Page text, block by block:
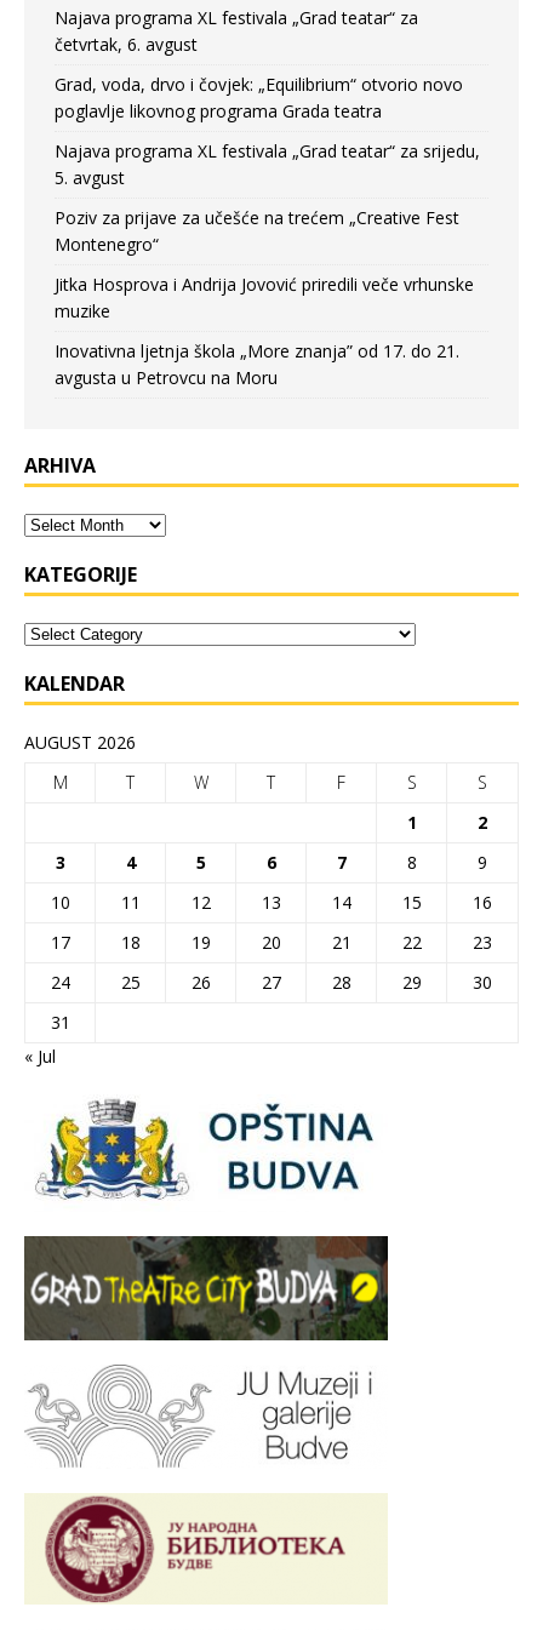
Najava programa XL festivala „Grad teatar“ za
četvrtak, 6. avgust
Grad, voda, drvo i čovjek: „Equilibrium“ otvorio novo
poglavlje likovnog programa Grada teatra
Najava programa XL festivala „Grad teatar“ za srijedu,
5. avgust
Poziv za prijave za učešće na trećem „Creative Fest
Montenegro“
Jitka Hosprova i Andrija Jovović priredili veče vrhunske
muzike
Inovativna ljetnja škola „More znanja” od 17. do 21.
avgusta u Petrovcu na Moru
ARHIVA
KATEGORIJE
KALENDAR
AUGUST 2026
M
T W T F S
S
1
2
3
4 5 6 7 8
9
10
11 12 13 14 15
16
17
18 19 20 21 22
23
24
25 26 27 28 29
30
31
« Jul